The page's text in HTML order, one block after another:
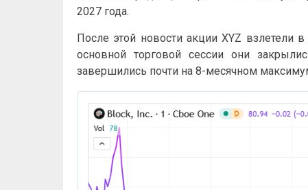
2027 года.
После этой новости акции XYZ взлетели
основной торговой сессии они
завершились почти на 8-месячном